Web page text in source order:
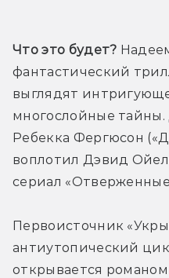
Что это будет?
фантастический
выглядят
многослойные тайны.
Ребекка Фергюсон
воплотил Дэвид
сериал
Первоисточник
антиутопический
открывается